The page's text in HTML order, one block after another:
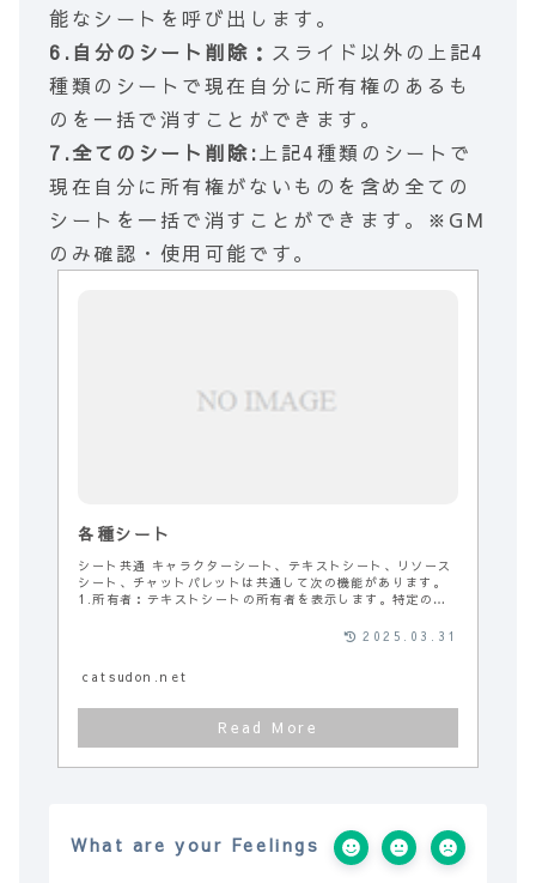
能なシートを呼び出します。
6.自分のシート削除： スライド以外の上記4
種類のシートで現在自分に所有権のあるも
のを一括で消すことができます。
7.全てのシート削除:上記4種類のシートで
現在自分に所有権がないものを含め全ての
シートを一括で消すことができます。※GM
のみ確認・使用可能です。
各種シート
シート共通 キャラクターシート、テキストシート、リソース
シート、チャットパレットは共通して次の機能があります。
1.所有者：テキストシートの所有者を表示します。特定の機
catsudon.net
2025.03.31
What are your Feelings